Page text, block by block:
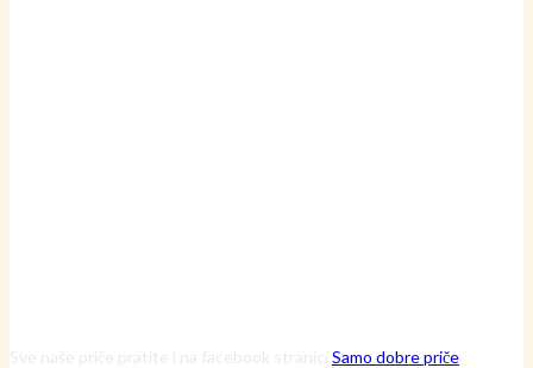
Samo dobre priče